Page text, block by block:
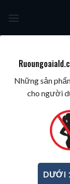
TRANG CHỦ
Những sản
cho người
DƯỚI